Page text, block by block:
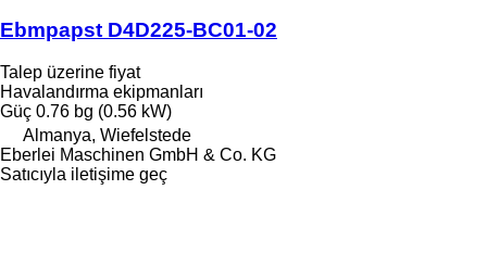
Ebmpapst D4D225-BC01-02
Talep üzerine fiyat
Havalandırma ekipmanları
Güç 0.76 bg (0.56 kW)
Almanya, Wiefelstede
Eberlei Maschinen GmbH & Co. KG
Satıcıyla iletişime geç